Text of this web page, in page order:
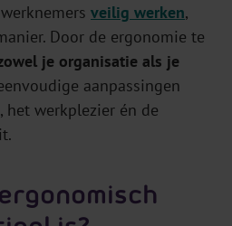
veilig werken,
Door de ergonomie te
je organisatie als je
aanpassingen
werkplezier én de